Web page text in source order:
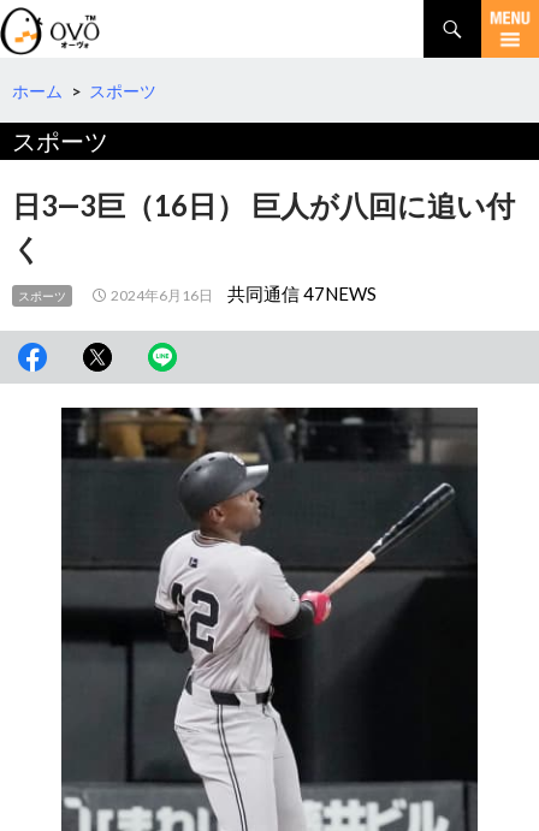
検
索
コ
テ
へ
ホーム > スポーツ
スポーツ
日3―3巨（16日） 巨人が八回に追い付
く
スポーツ 2024年6月16日 共同通信 47NEWS